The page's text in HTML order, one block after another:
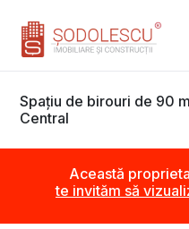
Spațiu de birouri de 90
Central
Această
te invităm să